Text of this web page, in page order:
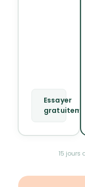
Essayer
15 jours